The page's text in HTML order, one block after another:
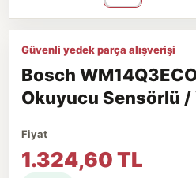
Güvenli yedek parça alışverişi
Bosch
Okuyucu Sensörlü
Fiyat
1.324,60 TL